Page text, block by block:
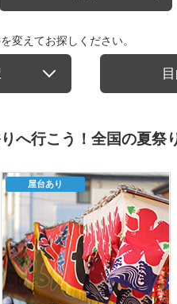
変えてお探しください。
へ行こう！全国の夏祭
屋台あり